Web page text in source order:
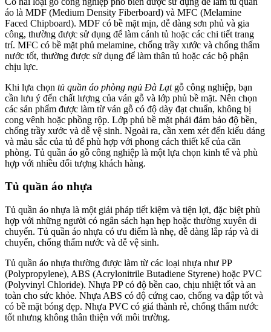
áo là MDF (Medium Density Fiberboard) và MFC (Melamine
Faced Chipboard). MDF có bề mặt mịn, dễ dàng sơn phủ và gia
công, thường được sử dụng để làm cánh tủ hoặc các chi tiết trang
trí. MFC có bề mặt phủ melamine, chống trầy xước và chống thấm
nước tốt, thường được sử dụng để làm thân tủ hoặc các bộ phận
chịu lực.
Khi lựa chọn tủ quần áo phòng ngủ Đà Lạtgỗ công nghiệp, bạn
cần lưu ý đến chất lượng của ván gỗ và lớp phủ bề mặt. Nên chọn
các sản phẩm được làm từ ván gỗ có độ dày đạt chuẩn, không bị
cong vênh hoặc phồng rộp. Lớp phủ bề mặt phải đảm bảo độ bền,
chống trầy xước và dễ vệ sinh. Ngoài ra, cần xem xét đến kiểu dáng
và màu sắc của tủ để phù hợp với phong cách thiết kế của căn
phòng. Tủ quần áo gỗ công nghiệp là một lựa chọn kinh tế và phù
hợp với nhiều đối tượng khách hàng.
Tủ quần áo nhựa
Tủ quần áo nhựa là một giải pháp tiết kiệm và tiện lợi, đặc biệt phù
hợp với những người có ngân sách hạn hẹp hoặc thường xuyên di
chuyển. Tủ quần áo nhựa có ưu điểm là nhẹ, dễ dàng lắp ráp và di
chuyển, chống thấm nước và dễ vệ sinh.
Tủ quần áo nhựa thường được làm từ các loại nhựa như PP
(Polypropylene), ABS (Acrylonitrile Butadiene Styrene) hoặc PVC
(Polyvinyl Chloride). Nhựa PP có độ bền cao, chịu nhiệt tốt và an
toàn cho sức khỏe. Nhựa ABS có độ cứng cao, chống va đập tốt và
có bề mặt bóng đẹp. Nhựa PVC có giá thành rẻ, chống thấm nước
tốt nhưng không thân thiện với môi trường.